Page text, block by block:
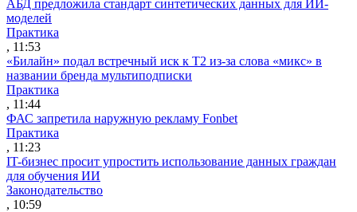
АБД предложила стандарт синтетических данных для ИИ-
моделей
Практика
, 11:53
«Билайн» подал встречный иск к Т2 из-за слова «микс» в
названии бренда мультиподписки
Практика
, 11:44
ФАС запретила наружную рекламу Fonbet
Практика
, 11:23
IT-бизнес просит упростить использование данных граждан
для обучения ИИ
Законодательство
, 10:59